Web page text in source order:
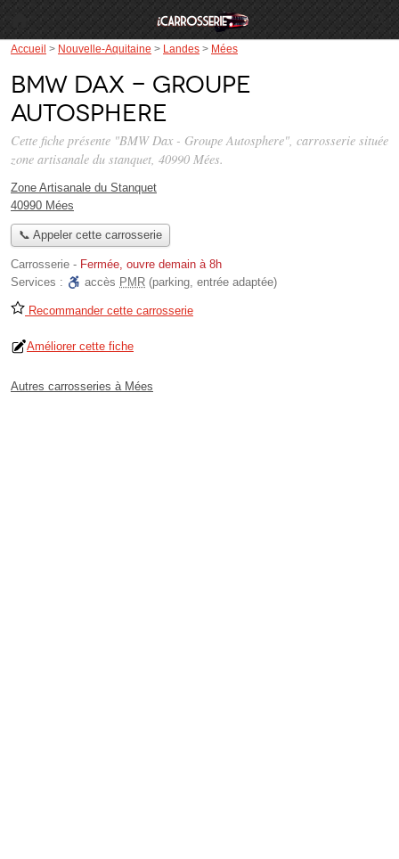
Accueil > Nouvelle-Aquitaine > Landes > Mées
BMW Dax - Groupe
Autosphere
Cette fiche présente "BMW Dax - Groupe Autosphere", carrosserie située
zone artisanale du stanquet, 40990 Mées.
Zone Artisanale du Stanquet
40990 Mées
📞 Appeler cette carrosserie
Carrosserie - Fermée, ouvre demain à 8h
Services :
accès PMR (parking, entrée adaptée)
Recommander cette carrosserie
Améliorer cette fiche
Autres carrosseries à Mées